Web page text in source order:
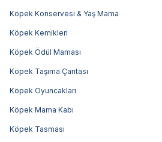
Köpek Konservesi & Yaş Mama
Köpek Kemikleri
Köpek Ödül Maması
Köpek Taşıma Çantası
Köpek Oyuncakları
Köpek Mama Kabı
Köpek Tasması